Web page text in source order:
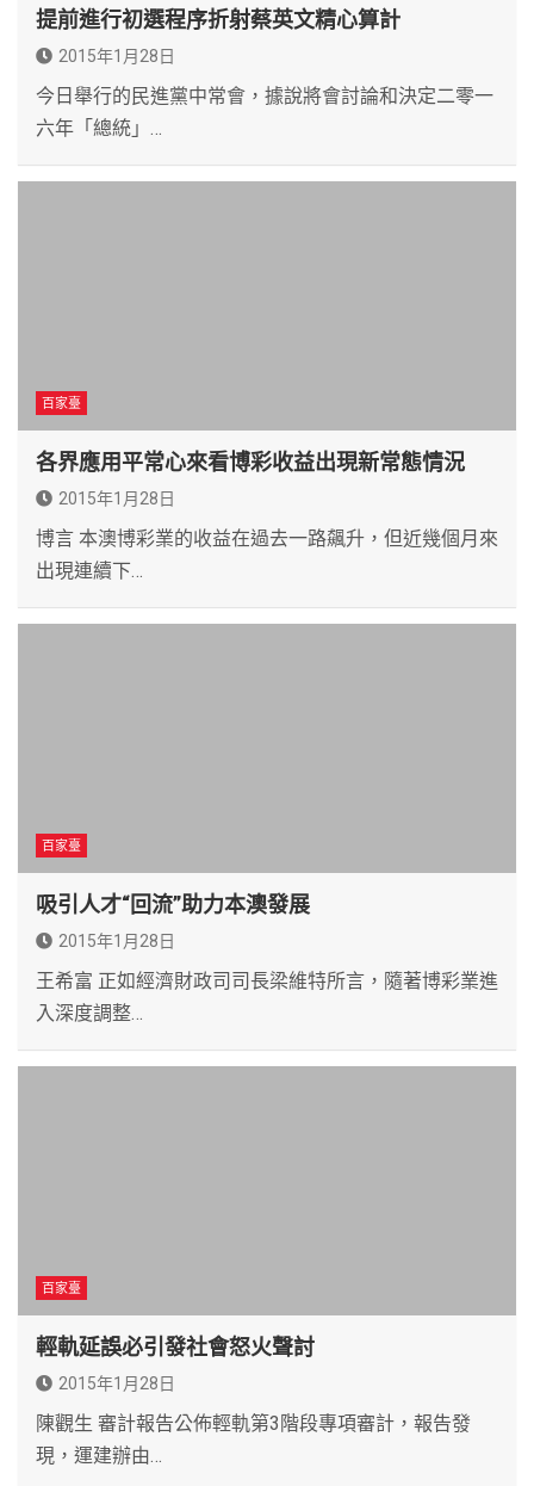
提前進行初選程序折射蔡英文精心算計
2015年1月28日
今日舉行的民進黨中常會，據說將會討論和決定二零一
六年「總統」…
百家臺
各界應用平常心來看博彩收益出現新常態情況
2015年1月28日
博言 本澳博彩業的收益在過去一路飆升，但近幾個月來
出現連續下…
百家臺
吸引人才“回流”助力本澳發展
2015年1月28日
王希富 正如經濟財政司司長梁維特所言，隨著博彩業進
入深度調整…
百家臺
輕軌延誤必引發社會怒火聲討
2015年1月28日
陳觀生 審計報告公佈輕軌第3階段專項審計，報告發
現，運建辦由…